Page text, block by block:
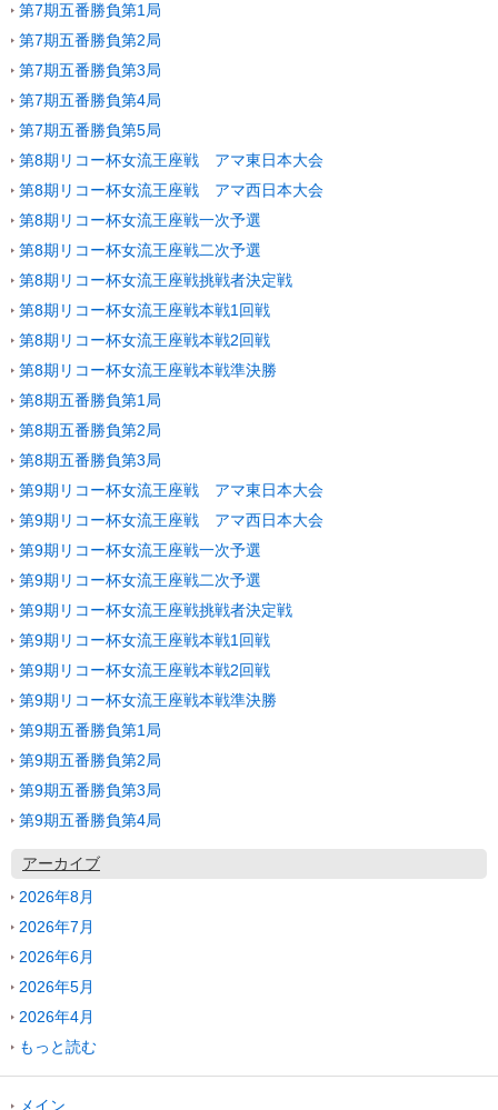
第7期五番勝負第1局
第7期五番勝負第2局
第7期五番勝負第3局
第7期五番勝負第4局
第7期五番勝負第5局
第8期リコー杯女流王座戦 アマ東日本大会
第8期リコー杯女流王座戦 アマ西日本大会
第8期リコー杯女流王座戦一次予選
第8期リコー杯女流王座戦二次予選
第8期リコー杯女流王座戦挑戦者決定戦
第8期リコー杯女流王座戦本戦1回戦
第8期リコー杯女流王座戦本戦2回戦
第8期リコー杯女流王座戦本戦準決勝
第8期五番勝負第1局
第8期五番勝負第2局
第8期五番勝負第3局
第9期リコー杯女流王座戦 アマ東日本大会
第9期リコー杯女流王座戦 アマ西日本大会
第9期リコー杯女流王座戦一次予選
第9期リコー杯女流王座戦二次予選
第9期リコー杯女流王座戦挑戦者決定戦
第9期リコー杯女流王座戦本戦1回戦
第9期リコー杯女流王座戦本戦2回戦
第9期リコー杯女流王座戦本戦準決勝
第9期五番勝負第1局
第9期五番勝負第2局
第9期五番勝負第3局
第9期五番勝負第4局
アーカイブ
2026年8月
2026年7月
2026年6月
2026年5月
2026年4月
もっと読む
メイン